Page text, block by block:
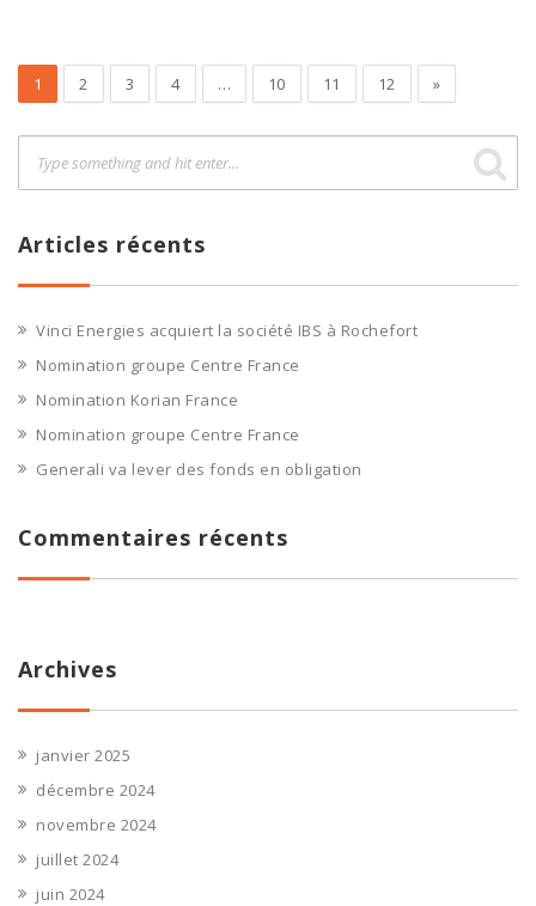
1 2 3 4 … 10 11 12 »
Articles récents
Vinci Energies acquiert la société IBS à Rochefort
Nomination groupe Centre France
Nomination Korian France
Nomination groupe Centre France
Generali va lever des fonds en obligation
Commentaires récents
Archives
janvier 2025
décembre 2024
novembre 2024
juillet 2024
juin 2024